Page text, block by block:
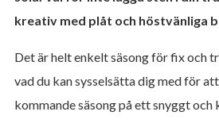
kreativ med plåt och höstvänliga
Det är helt enkelt säsong för fix och
vad du kan sysselsätta dig med för
kommande säsong på ett snyggt